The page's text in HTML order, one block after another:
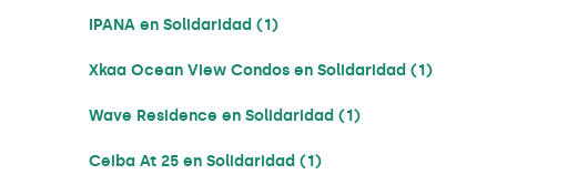
IPANA en Solidaridad (1)
Xkaa Ocean View Condos en Solidaridad (1)
Wave Residence en Solidaridad (1)
Ceiba At 25 en Solidaridad (1)